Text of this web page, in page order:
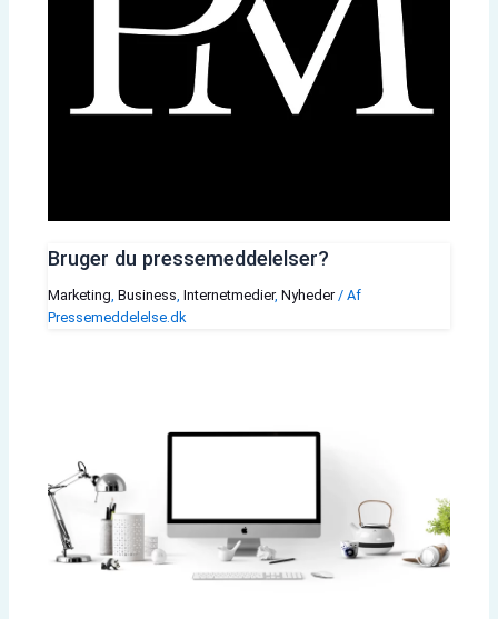
Bruger du pressemeddelelser?
Marketing, Business, Internetmedier, Nyheder/ Af
Pressemeddelelse.dk